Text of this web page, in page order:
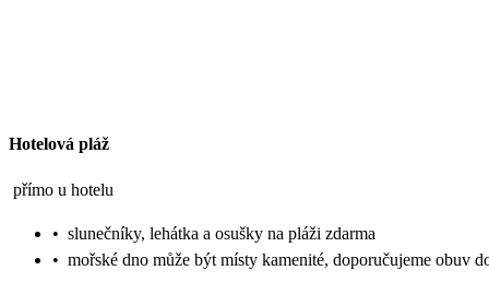
Hotelová pláž
přímo u hotelu
• slunečníky, lehátka a osušky na pláži zdarma
• mořské dno může být místy kamenité, doporučujeme obuv